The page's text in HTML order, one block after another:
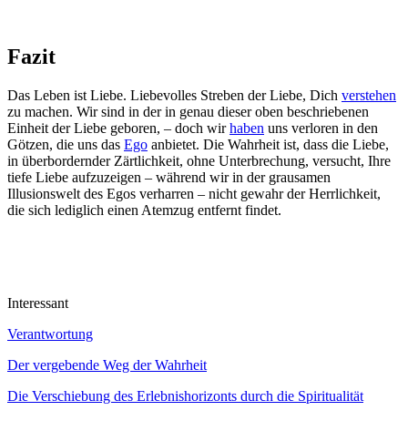
Fazit
Das Leben ist Liebe. Liebevolles Streben der Liebe, Dich verstehen
zu machen. Wir sind in der in genau dieser oben beschriebenen
Einheit der Liebe geboren, – doch wirhaben uns verloren in den
Götzen, die uns das Ego anbietet. Die Wahrheit ist, dass die Liebe,
in überbordernder Zärtlichkeit, ohne Unterbrechung, versucht, Ihre
tiefe Liebe aufzuzeigen – während wir in der grausamen
Illusionswelt des Egos verharren – nicht gewahr der Herrlichkeit,
die sich lediglich einen Atemzug entfernt findet.
Interessant
Verantwortung
Der vergebende Weg der Wahrheit
Die Verschiebung des Erlebnishorizonts durch die Spiritualität